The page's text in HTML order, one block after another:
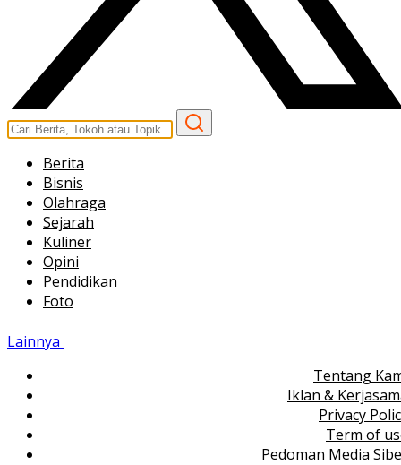
Berita
Bisnis
Olahraga
Sejarah
Kuliner
Opini
Pendidikan
Foto
Lainnya
Tentang
Iklan &
Privacy
Term of
Pedoman Media